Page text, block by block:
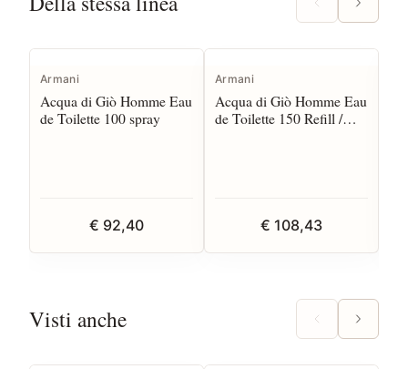
Armani
Acqua di Giò Homme Eau
de Toilette 100 spray
€ 92,40
Armani
Acqua di Giò Homme Eau
de Toilette 150 Refill /
€ 108,43
Visti anche